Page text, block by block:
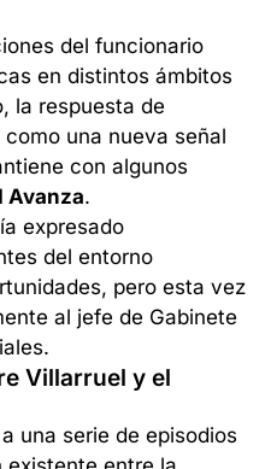
del funcionario
en distintos ámbitos
la respuesta de
una nueva señal
con algunos
Avanza.
expresado
del entorno
pero esta vez
al jefe de Gabinete
Villarruel y el
una serie de episodios